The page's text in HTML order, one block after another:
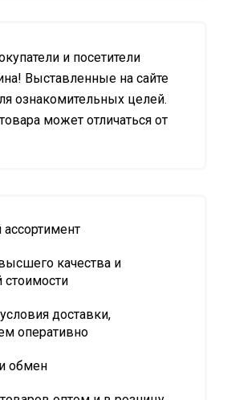
и посетители
Выставленные на сайте
ознакомительных целей.
может отличаться от
качества и
стоимости
доставки,
оперативно
обмен